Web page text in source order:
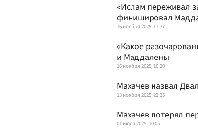
«Ислам переживал
финишировал
16 ноября 2025, 11:37
«Какое
и Маддалены
16 ноября 2025, 10:20
Махачев назвал
13 ноября 2025, 22:35
Махачев потерял
01 июля 2025, 10:05